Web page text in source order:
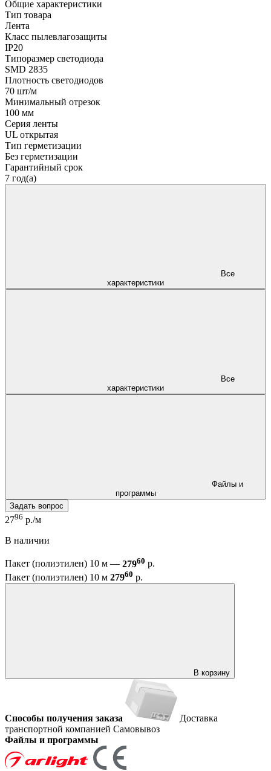
Общие характеристики
Тип товара
Лента
Класс пылевлагозащиты
IP20
Типоразмер светодиода
SMD 2835
Плотность светодиодов
70 шт/м
Минимальный отрезок
100 мм
Серия ленты
UL открытая
Тип герметизации
Без герметизации
Гарантийный срок
7 год(а)
характеристики
характеристики
программы
Задать вопрос
2796 р./м
В наличии
Пакет (полиэтилен) 10 м — 27960 р.
Пакет (полиэтилен) 10 м 27960 р.
В корзину
Способы получения заказа
Доставка
транспортной компанией Самовывоз
Файлы и программы